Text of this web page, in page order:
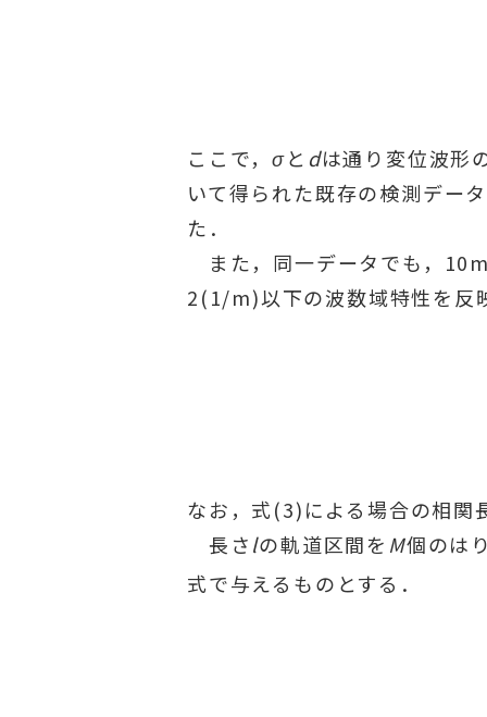
ここで，σと dは通り変位波形
いて得られた既存の検測デー
た．
また，同一データでも，
2(1/m)以下の波数域特性を反
なお，式(3)による場合の相関
長さlの軌道区間を M個のは
式で与えるものとする．